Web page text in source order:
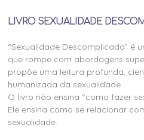
LIVRO SEXUALIDADE
“Sexualidade Descomplicada” é
que rompe com abordagens
propõe uma leitura profunda,
humanizada da sexualidade.
O livro não ensina “como fazer
Ele ensina como se relacionar
sexualidade.